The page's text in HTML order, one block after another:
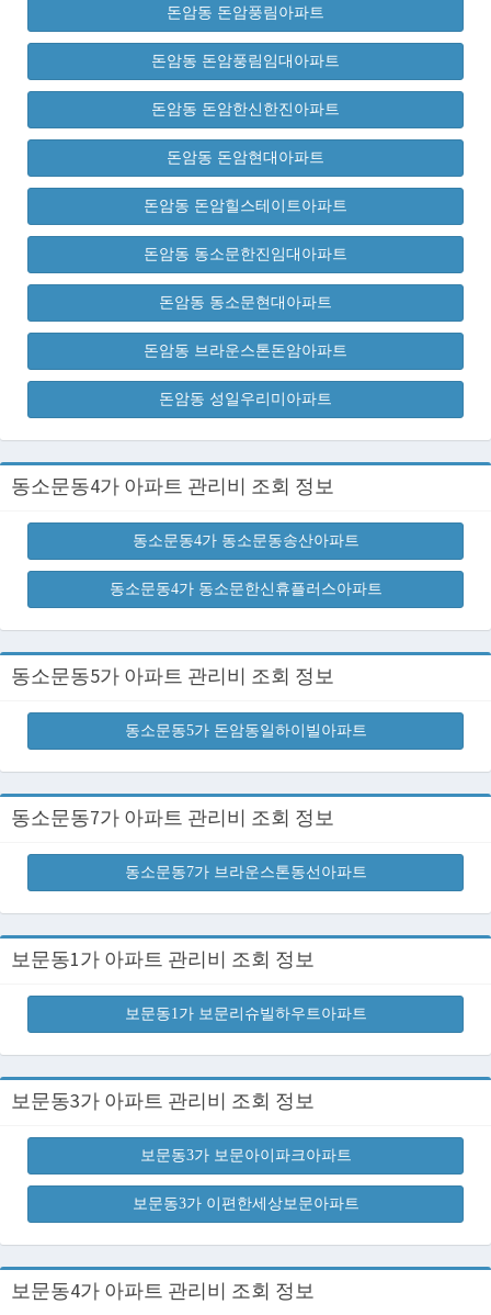
돈암동 돈암풍림아파트
돈암동 돈암풍림임대아파트
돈암동 돈암한신한진아파트
돈암동 돈암현대아파트
돈암동 돈암힐스테이트아파트
돈암동 동소문한진임대아파트
돈암동 동소문현대아파트
돈암동 브라운스톤돈암아파트
돈암동 성일우리미아파트
동소문동4가 아파트 관리비 조회 정보
동소문동4가 동소문동송산아파트
동소문동4가 동소문한신휴플러스아파트
동소문동5가 아파트 관리비 조회 정보
동소문동5가 돈암동일하이빌아파트
동소문동7가 아파트 관리비 조회 정보
동소문동7가 브라운스톤동선아파트
보문동1가 아파트 관리비 조회 정보
보문동1가 보문리슈빌하우트아파트
보문동3가 아파트 관리비 조회 정보
보문동3가 보문아이파크아파트
보문동3가 이편한세상보문아파트
보문동4가 아파트 관리비 조회 정보